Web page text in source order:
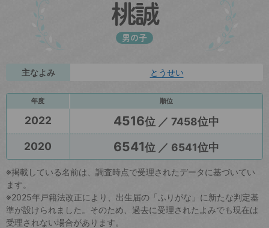
桃誠
男の子
主なよみ とうせい
年度 順位
2022 4516位 ／ 7458位中
2020
6541位 ／ 6541位中
※掲載している名前は、調査時点で受理されたデータに基づいてい
ます。
※2025年戸籍法改正により、出生届の「ふりがな」に新たな判定基
準が設けられました。そのため、過去に受理されたよみでも現在は
受理されない場合があります。